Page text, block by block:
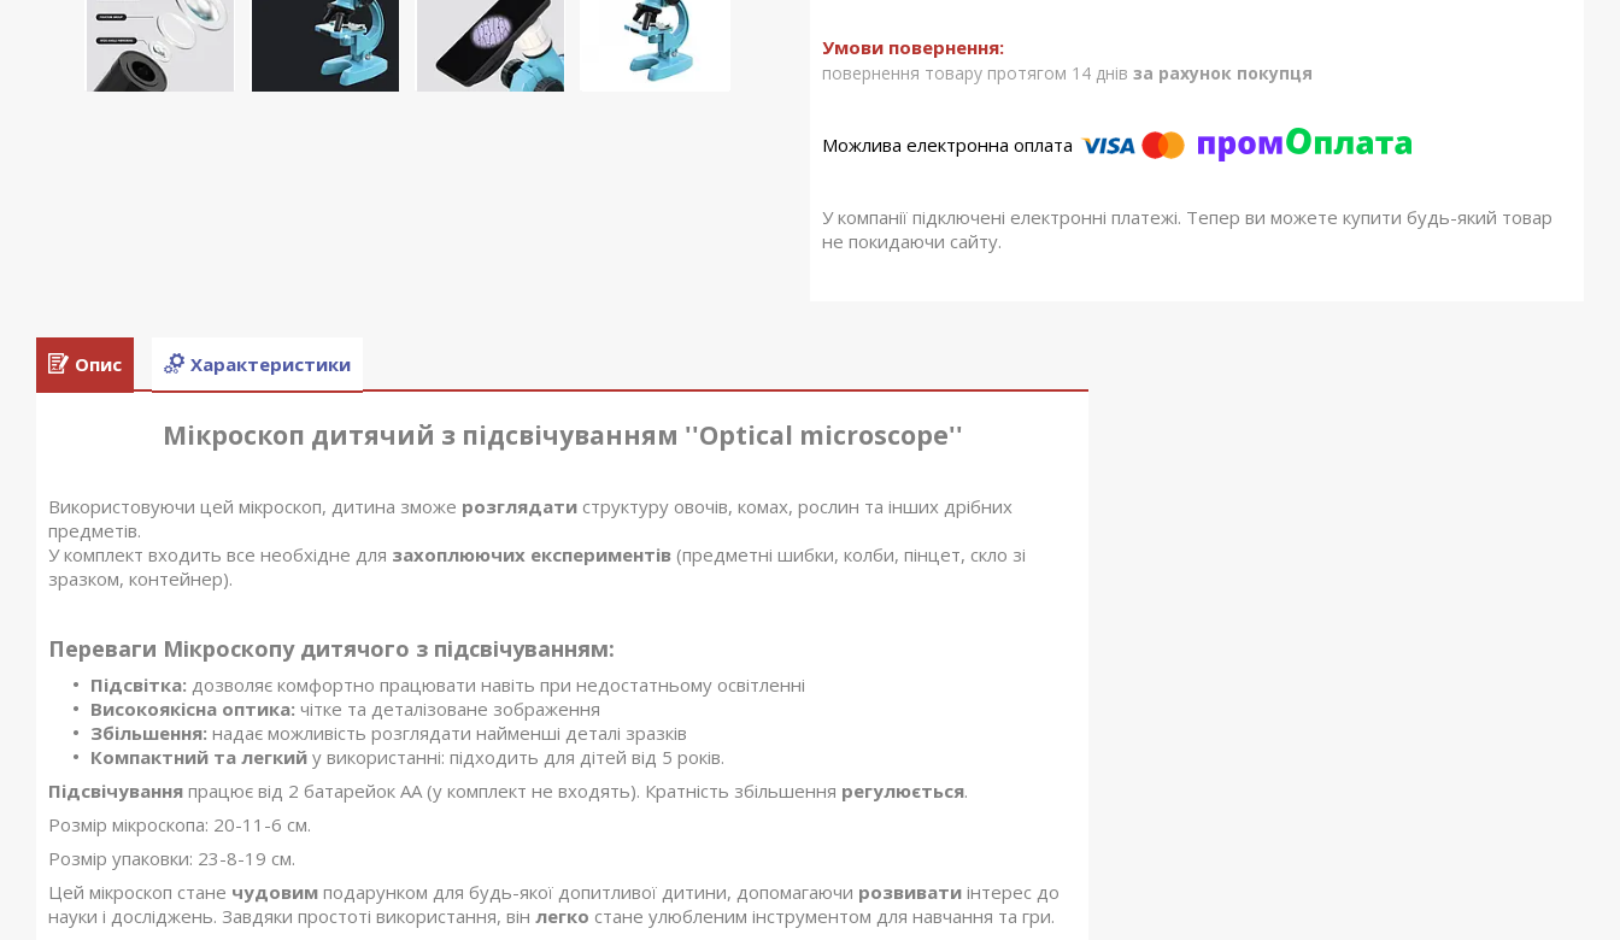
повернення товару протягом 14 днів за рахунок покупця
У компанії підключені електронні платежі. Тепер ви можете купити будь-який товар
не покидаючи сайту.
Опис Характеристики
Мікроскоп дитячий з підсвічуванням ''Optical microscope''
Використовуючи цей мікроскоп, дитина зможе розглядати структуру овочів, комах, рослин та інших дрібних
предметів.
У комплект входить все необхідне для захоплюючих експериментів (предметні шибки, колби, пінцет, скло зі
зразком, контейнер).
Переваги Мікроскопу дитячого з підсвічуванням:
Підсвітка: дозволяє комфортно працювати навіть при недостатньому освітленні
Високоякісна оптика: чітке та деталізоване зображення
Збільшення: надає можливість розглядати найменші деталі зразків
Компактний та легкий у використанні: підходить для дітей від 5 років.
Підсвічування працює від 2 батарейок АА (у комплект не входять). Кратність збільшення регулюється.
Розмір мікроскопа: 20-11-6 см.
Розмір упаковки: 23-8-19 см.
Цей мікроскоп стане чудовим подарунком для будь-якої допитливої дитини, допомагаючи розвивати інтерес до
науки і досліджень. Завдяки простоті використання, він легко стане улюбленим інструментом для навчання та гри.